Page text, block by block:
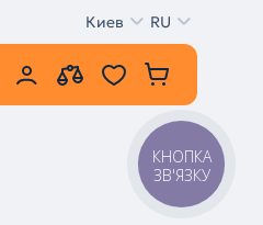
Киев RU
КНОПКА
ЗВ'ЯЗКУ